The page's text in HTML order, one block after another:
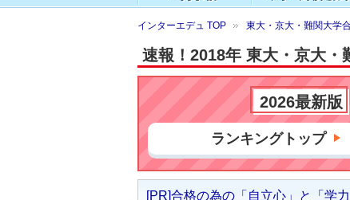
インターエデュ TOP 東大・京大・難関大学
速報！2018年 東大・京大・
2026最新版
ランキングトップ